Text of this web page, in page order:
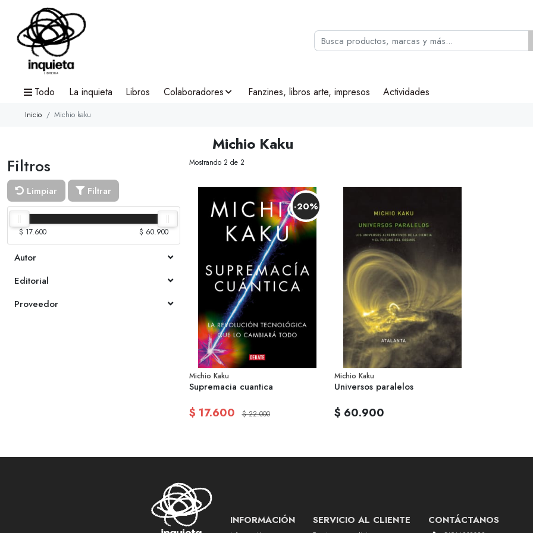
Todo La inquieta Libros Colaboradores Fanzines, libros arte, impresos Actividades
Inicio Michio kaku
Michio Kaku
Filtros
Limpiar Filtrar
$ 17.600 $ 60.900
Autor
Editorial
Proveedor
Mostrando 2 de 2
-20%
Michio Kaku
Supremacia cuantica
$ 17.600 $ 22.000
Michio Kaku
Universos paralelos
$ 60.900
INFORMACIÓN SERVICIO AL CLIENTE CONTÁCTANOS